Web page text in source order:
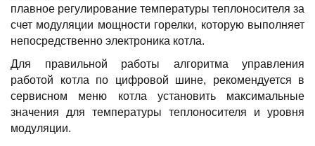
плавное регулирование температуры теплоносителя за
счет модуляции мощности горелки, которую выполняет
непосредственно электроника котла.
Для правильной работы алгоритма управления
работой котла по цифровой шине, рекомендуется в
сервисном меню котла установить максимальные
значения для температуры теплоносителя и уровня
модуляции.